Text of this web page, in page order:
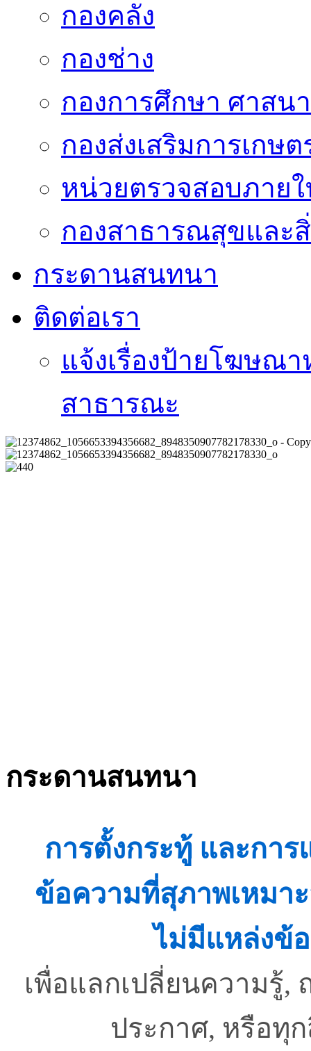
กองคลัง
กองช่าง
กองการศึกษา ศาสน
กองส่งเสริมการเกษต
หน่วยตรวจสอบภาย
กองสาธารณสุขและ
กระดานสนทนา
ติดต่อเรา
แจ้งเรื่องป้ายโฆษณ
สาธารณะ
กระดานสนทนา
การตั้งกระทู้ และกา
ข้อความที่สุภาพเหมา
ไม่มีแหล่งข้
เพื่อแลกเปลี่ยนความรู้
ประกาศ, หรือทุ